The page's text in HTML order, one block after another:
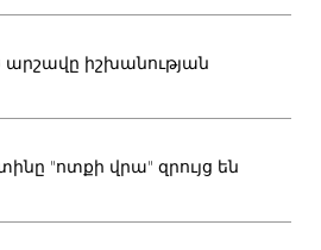
արշավը իշխանության
"ոտքի վրա" զրույց են